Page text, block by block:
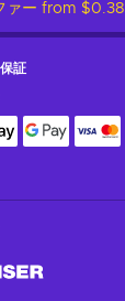
ァー from $0.38
保証